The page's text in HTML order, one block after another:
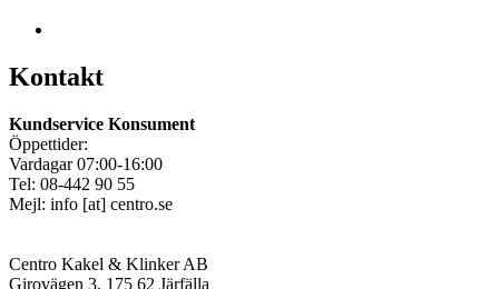
Kontakt
Kundservice Konsument
Öppettider:
Vardagar 07:00-16:00
Tel: 08-442 90 55
Mejl: info [at] centro.se
Centro Kakel & Klinker AB
Girovägen 3, 175 62 Järfälla